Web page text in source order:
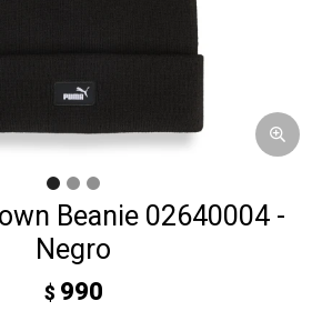
Beanie 02640004 -
Negro
$ 990